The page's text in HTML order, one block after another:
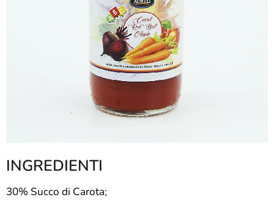
INGREDIENTI
30% Succo di Carota;